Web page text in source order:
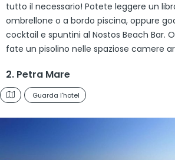
tutto il necessario! Potete leggere un
ombrellone o a bordo piscina, oppure
cocktail e spuntini al Nostos Beach Bar.
fate un pisolino nelle spaziose camere
2. Petra Mare
Guarda l'hotel